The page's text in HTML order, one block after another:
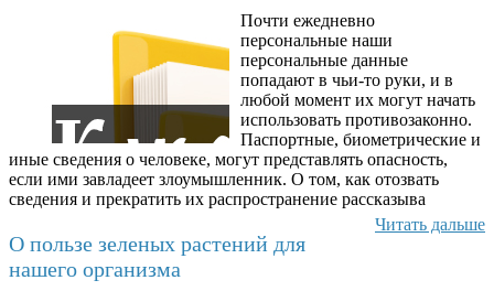
Почти ежедневно
персональные наши
персональные данные
попадают в чьи-то руки, и в
любой момент их могут начать
использовать противозаконно.
Паспортные, биометрические и
иные сведения о человеке, могут представлять опасность,
если ими завладеет злоумышленник. О том, как отозвать
сведения и прекратить их распространение рассказыва
Читать дальше
О пользе зеленых растений для
нашего организма